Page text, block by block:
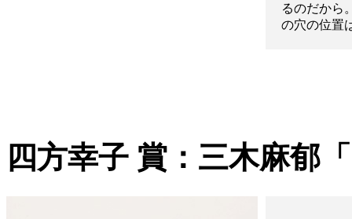
るのだから
の穴の位置
四方幸子 賞：三木麻郁